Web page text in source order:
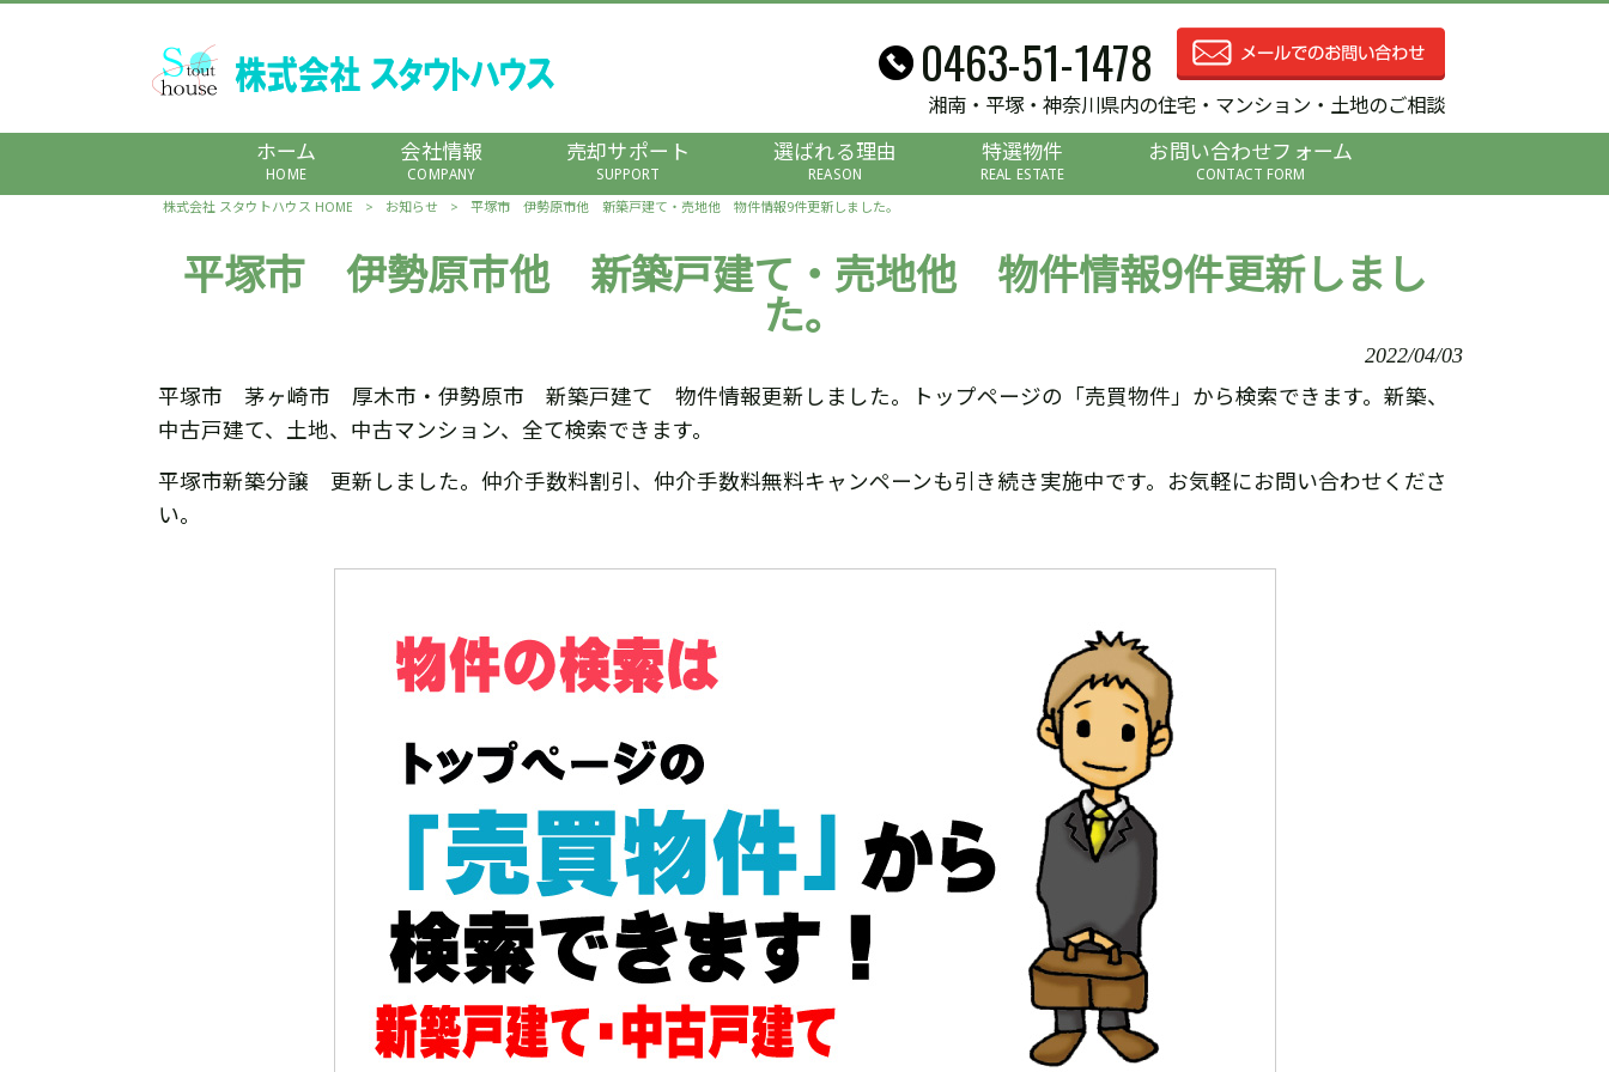
0463-51-1478
湘南・平塚・神奈川県内の住宅・マンション・土地のご相談
ホーム
HOME
会社情報
COMPANY
売却サポート
SUPPORT
選ばれる理由
REASON
特選物件
REAL ESTATE
お問い合わせフォーム
CONTACT FORM
株式会社 スタウトハウス HOME > お知らせ > 平塚市 伊勢原市他 新築戸建て・売地他 物件情報9件更新しました。
平塚市 伊勢原市他 新築戸建て・売地他 物件情報9件更新しまし
た。
2022/04/03
平塚市 茅ヶ崎市 厚木市・伊勢原市 新築戸建て 物件情報更新しました。トップページの「売買物件」から検索できます。新築、
中古戸建て、土地、中古マンション、全て検索できます。
平塚市新築分譲 更新しました。仲介手数料割引、仲介手数料無料キャンペーンも引き続き実施中です。お気軽にお問い合わせくださ
い。